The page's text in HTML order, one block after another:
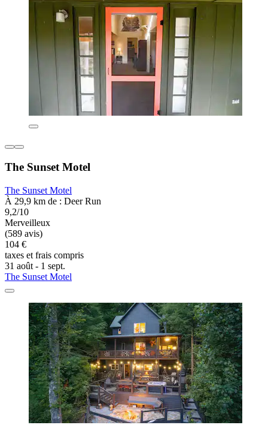
The Sunset Motel
The Sunset Motel
À 29,9 km de : Deer Run
9,2/10
Merveilleux
(589 avis)
104 €
taxes et frais compris
31 août - 1 sept.
The Sunset Motel